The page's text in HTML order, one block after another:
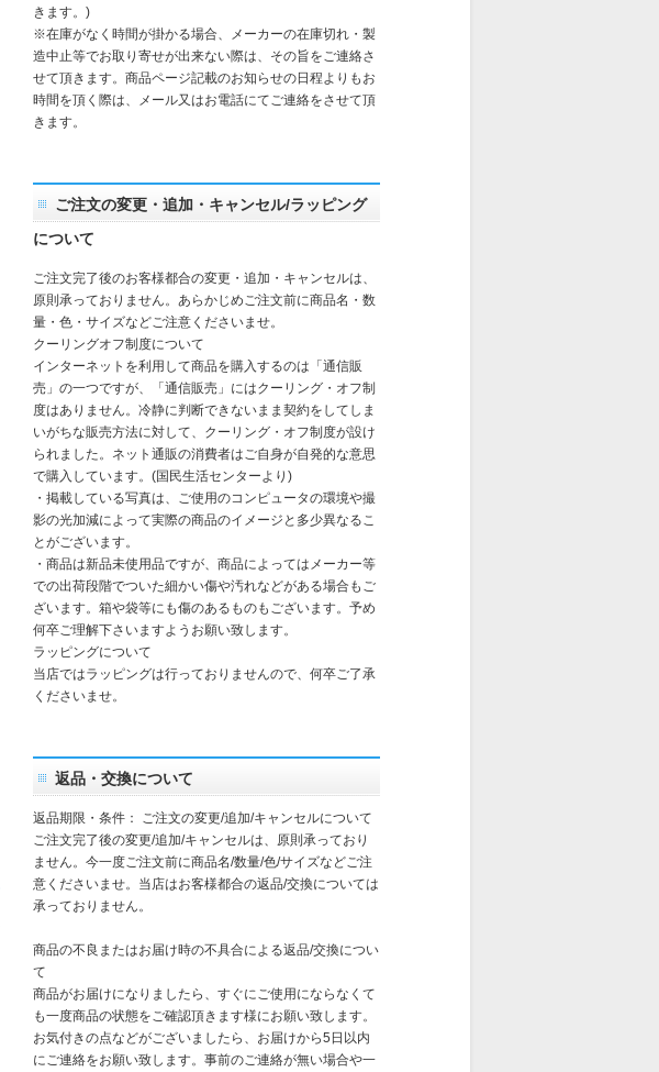
きます。)
※在庫がなく時間が掛かる場合、メーカーの在庫切れ・製
造中止等でお取り寄せが出来ない際は、その旨をご連絡さ
せて頂きます。商品ページ記載のお知らせの日程よりもお
時間を頂く際は、メール又はお電話にてご連絡をさせて頂
きます。
ご注文の変更・追加・キャンセル/ラッピング
について
ご注文完了後のお客様都合の変更・追加・キャンセルは、
原則承っておりません。あらかじめご注文前に商品名・数
量・色・サイズなどご注意くださいませ。
クーリングオフ制度について
インターネットを利用して商品を購入するのは「通信販
売」の一つですが、「通信販売」にはクーリング・オフ制
度はありません。冷静に判断できないまま契約をしてしま
いがちな販売方法に対して、クーリング・オフ制度が設け
られました。ネット通販の消費者はご自身が自発的な意思
で購入しています。(国民生活センターより)
・掲載している写真は、ご使用のコンピュータの環境や撮
影の光加減によって実際の商品のイメージと多少異なるこ
とがございます。
・商品は新品未使用品ですが、商品によってはメーカー等
での出荷段階でついた細かい傷や汚れなどがある場合もご
ざいます。箱や袋等にも傷のあるものもございます。予め
何卒ご理解下さいますようお願い致します。
ラッピングについて
当店ではラッピングは行っておりませんので、何卒ご了承
くださいませ。
返品・交換について
返品期限・条件： ご注文の変更/追加/キャンセルについて
ご注文完了後の変更/追加/キャンセルは、原則承っており
ません。今一度ご注文前に商品名/数量/色/サイズなどご注
意くださいませ。当店はお客様都合の返品/交換については
承っておりません。
商品の不良またはお届け時の不具合による返品/交換につい
て
商品がお届けになりましたら、すぐにご使用にならなくて
も一度商品の状態をご確認頂きます様にお願い致します。
お気付きの点などがございましたら、お届けから5日以内
にご連絡をお願い致します。事前のご連絡が無い場合や一